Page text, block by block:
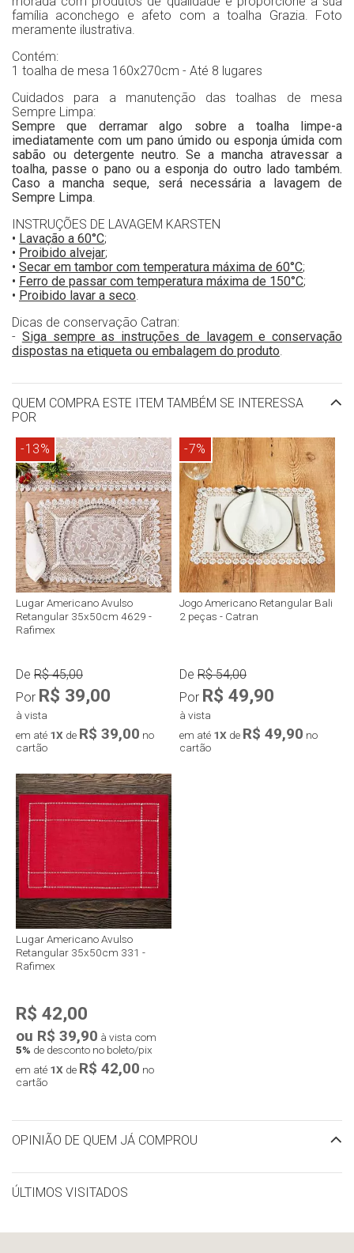
família aconchego e afeto com a toalha Grazia. Foto
meramente ilustrativa.
Contém:
1 toalha de mesa 160x270cm - Até 8 lugares
Cuidados para a manutenção das toalhas de mesa
Sempre Limpa:
Sempre que derramar algo sobre a toalha limpe-a
imediatamente com um pano úmido ou esponja úmida com
sabão ou detergente neutro. Se a mancha atravessar a
toalha, passe o pano ou a esponja do outro lado também.
Caso a mancha seque, será necessária a lavagem de
Sempre Limpa
INSTRUÇÕES DE LAVAGEM KARSTEN
• Lavação a 60°C;
• Proibido alvejar;
• Secar em tambor com temperatura máxima de 60°C;
• Ferro de passar com temperatura máxima de 150°C;
• Proibido lavar a seco
Dicas de conservação Catran:
- Siga sempre as instruções de lavagem e conservação
dispostas na etiqueta ou embalagem do produto
QUEM COMPRA ESTE ITEM TAMBÉM SE INTERESSA
POR
-13%
Lugar Americano Avulso
Retangular 35x50cm 4629 -
Rafimex
De R$ 45,00
Por R$ 39,00
à vista
em até 1X de R$ 39,00 no
cartão
-7%
Jogo Americano Retangular Bali
2 peças - Catran
De R$ 54,00
Por R$ 49,90
à vista
em até 1X de R$ 49,90 no
cartão
Lugar Americano Avulso
Retangular 35x50cm 331 -
Rafimex
R$ 42,00
ou R$ 39,90 à vista com
5% de desconto no boleto/pix
em até 1X de R$ 42,00 no
cartão
OPINIÃO DE QUEM JÁ COMPROU
ÚLTIMOS VISITADOS